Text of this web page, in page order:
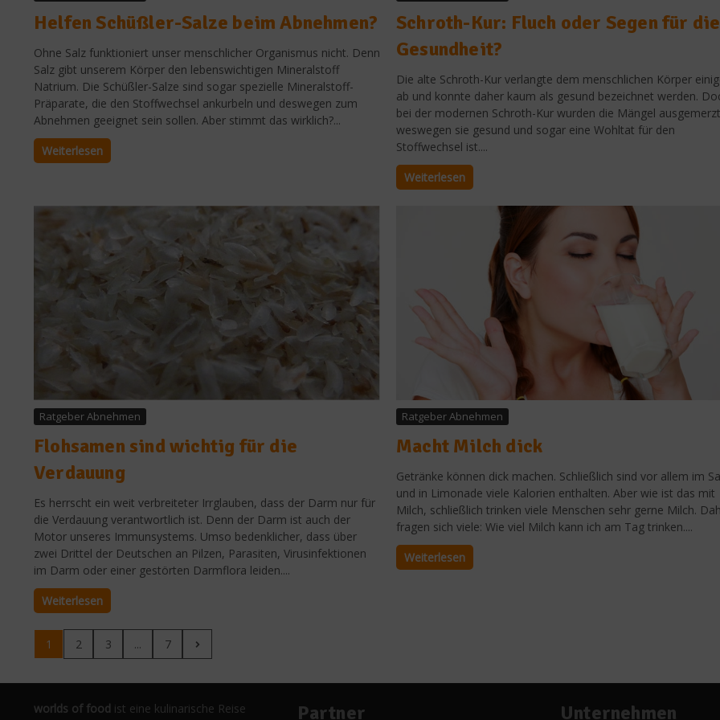
Helfen Schüßler-Salze beim Abnehmen?
Ohne Salz funktioniert unser menschlicher Organismus nicht. Denn
Salz gibt unserem Körper den lebenswichtigen Mineralstoff
Natrium. Die Schüßler-Salze sind sogar spezielle Mineralstoff-
Präparate, die den Stoffwechsel ankurbeln und deswegen zum
Abnehmen geeignet sein sollen. Aber stimmt das wirklich?...
Weiterlesen
Schroth-Kur: Fluch oder Segen für die
Gesundheit?
Die alte Schroth-Kur verlangte dem menschlichen Körper
ab und konnte daher kaum als gesund bezeichnet werden.
bei der modernen Schroth-Kur wurden die Mängel
weswegen sie gesund und sogar eine Wohltat für den
Stoffwechsel ist....
Weiterlesen
Ratgeber Abnehmen
Flohsamen sind wichtig für die
Verdauung
Es herrscht ein weit verbreiteter Irrglauben, dass der Darm nur für
die Verdauung verantwortlich ist. Denn der Darm ist auch der
Motor unseres Immunsystems. Umso bedenklicher, dass über
zwei Drittel der Deutschen an Pilzen, Parasiten, Virusinfektionen
im Darm oder einer gestörten Darmflora leiden....
Weiterlesen
Ratgeber Abnehmen
Macht Milch dick
Getränke können dick machen. Schließlich sind vor allem im
und in Limonade viele Kalorien enthalten. Aber wie ist das mit
Milch, schließlich trinken viele Menschen sehr gerne Milch.
fragen sich viele: Wie viel Milch kann ich am Tag trinken....
Weiterlesen
1 2 3 ... 7
worlds of food ist eine kulinarische Reise
Partner Unternehmen